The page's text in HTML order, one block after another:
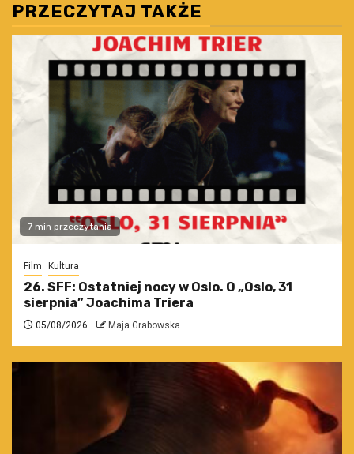
PRZECZYTAJ TAKŻE
7 min przeczytania
Film Kultura
26. SFF: Ostatniej nocy w Oslo. O „Oslo, 31
sierpnia” Joachima Triera
05/08/2026 Maja Grabowska